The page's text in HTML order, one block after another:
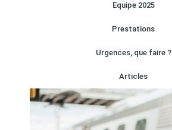
Equipe 2025
Prestations
Urgences, que faire ?
Articles